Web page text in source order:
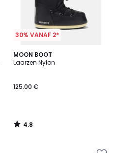
30% VANAF 2*
MOON BOOT
Laarzen Nylon
125.00 €
4.8
/ 5
4.8
/